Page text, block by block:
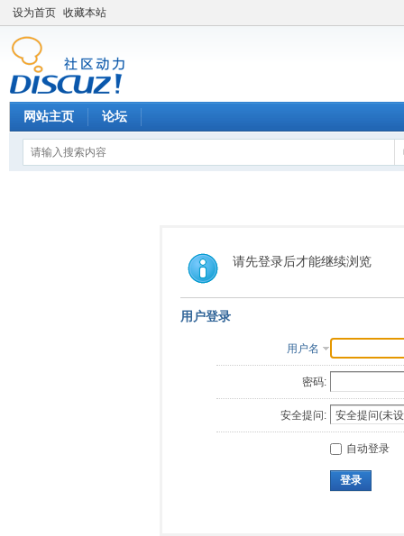
设为首页 收藏本站
网站主页 论坛
请先登录后才能继续浏览
用户登录
用户名
密码:
安全提问:
自动登录
登录